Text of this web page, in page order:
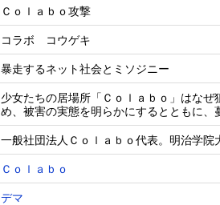
Ｃｏｌａｂｏ攻撃
コラボ コウゲキ
暴走するネット社会とミソジニー
少女たちの居場所「Ｃｏｌａｂｏ」はな
め、被害の実態を明らかにするとともに
一般社団法人Ｃｏｌａｂｏ代表。明治学
Ｃｏｌａｂｏ
デマ